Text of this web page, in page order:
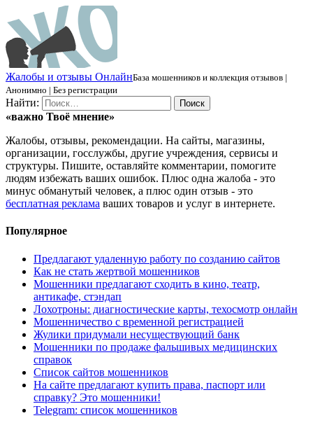
Жалобы и отзывы ОнлайнБаза мошенников и коллекция отзывов |
Анонимно | Без регистрации
Найти:
«важно Твоё мнение»
Жалобы, отзывы, рекомендации. На сайты, магазины,
организации, госслужбы, другие учреждения, сервисы и
структуры. Пишите, оставляйте комментарии, помогите
людям избежать ваших ошибок. Плюс одна жалоба - это
минус обманутый человек, а плюс один отзыв - это
бесплатная реклама ваших товаров и услуг в интернете.
Популярное
Предлагают удаленную работу по созданию сайтов
Как не стать жертвой мошенников
Мошенники предлагают сходить в кино, театр,
антикафе, стэндап
Лохотроны: диагностические карты, техосмотр онлайн
Мошенничество с временной регистрацией
Жулики придумали несуществующий банк
Мошенники по продаже фальшивых медицинских
справок
Список сайтов мошенников
На сайте предлагают купить права, паспорт или
справку? Это мошенники!
Telegram: список мошенников